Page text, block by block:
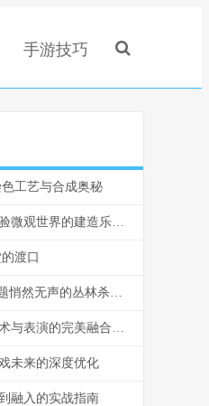
手游技巧
工艺与合成奥秘
《我的世界怎么缩小人物，体验微观世界的建造乐趣》
渡口
**和平精英VSS狙击教学副标题悄然无声的丛林杀手**
和平精英的主播操作，一场技术与表演的完美融合，副标题，指尖战场背后的艺术与博弈。
未来的深度优化
融入的实战指南